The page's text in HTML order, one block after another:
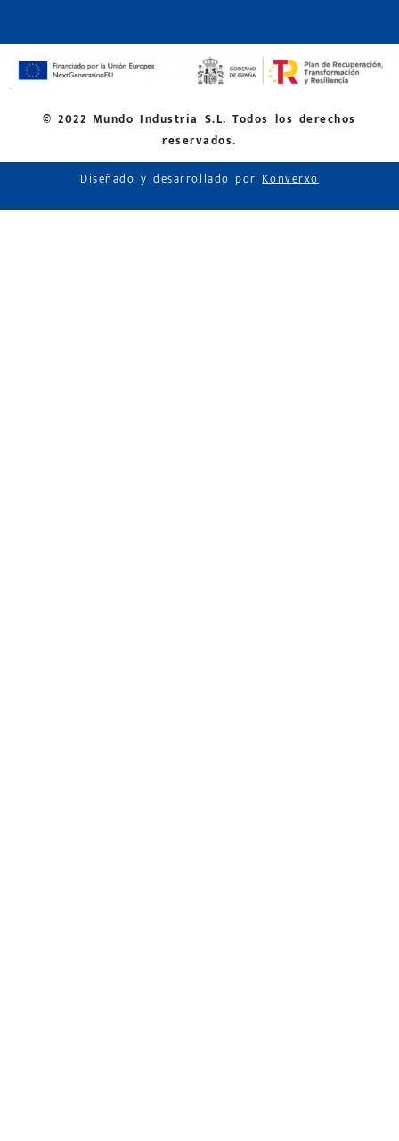
© 2022 Mundo Industria S.L. Todos los derechos
reservados.
Diseñado y desarrollado porKonverxo